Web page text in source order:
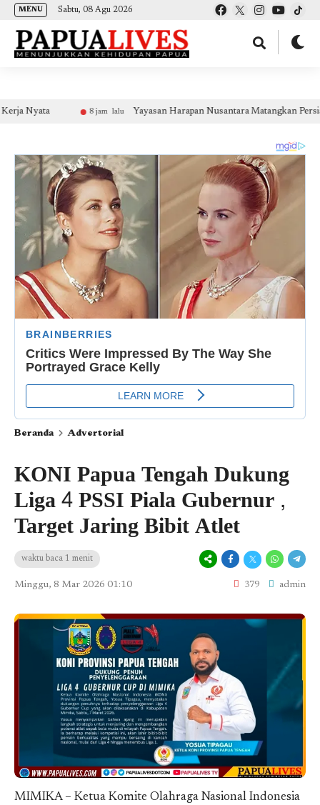
(self.SWG_BASIC = self.SWG_BASIC || []).push( basicSubscriptions => {
basicSubscriptions.init({ type: "NewsArticle", isPartOfType: ["Product"], isPartOfProductId:
MENU Sabtu, 08 Agu 2026
8 jam lalu Yayasan Harapan Nusantara Matangkan Persiapan
Beranda Advertorial
KONI Papua Tengah Dukung
Liga 4 PSSI Piala Gubernur ,
Target Jaring Bibit Atlet
waktu baca 1 menit
Minggu, 8 Mar 2026 01:10 379 admin
MIMIKA – Ketua Komite Olahraga Nasional Indonesia